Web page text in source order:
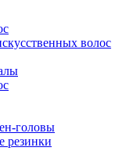
волос
головы
резинки